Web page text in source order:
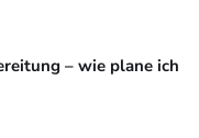
– wie plane ich